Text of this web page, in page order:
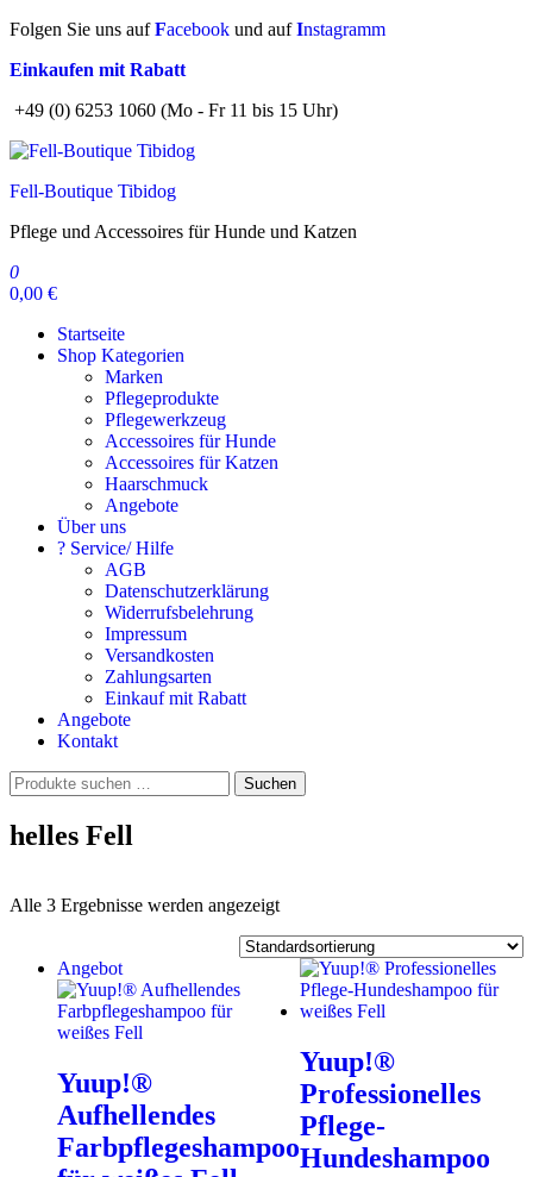
Zum
springen
Folgen Sie uns aufFacebook und aufInstagramm
Einkaufen mit Rabatt
+49 (0) 6253 1060 (Mo - Fr 11 bis 15 Uhr)
Fell-Boutique Tibidog
Pflege und Accessoires für Hunde und Katzen
0
0,00 €
Startseite
Shop Kategorien
Marken
Pflegeprodukte
Pflegewerkzeug
Accessoires für Hunde
Accessoires für Katzen
Haarschmuck
Angebote
Über uns
? Service/ Hilfe
AGB
Datenschutzerklärung
Widerrufsbelehrung
Impressum
Versandkosten
Zahlungsarten
Einkauf mit Rabatt
Angebote
Kontakt
Suchen
nach:
Suchen
helles Fell
Alle 3 Ergebnisse werden angezeigt
Angebot
Yuup!®
Aufhellendes
Farbpflegeshampoo
Yuup!®
Professionelles
Pflege-
Hundeshampoo